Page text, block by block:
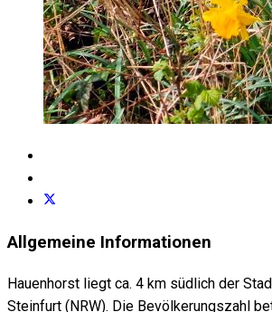
Allgemeine Informationen
Hauenhorst liegt ca. 4 km südlich der
Steinfurt (NRW). Die Bevölkerungszahl